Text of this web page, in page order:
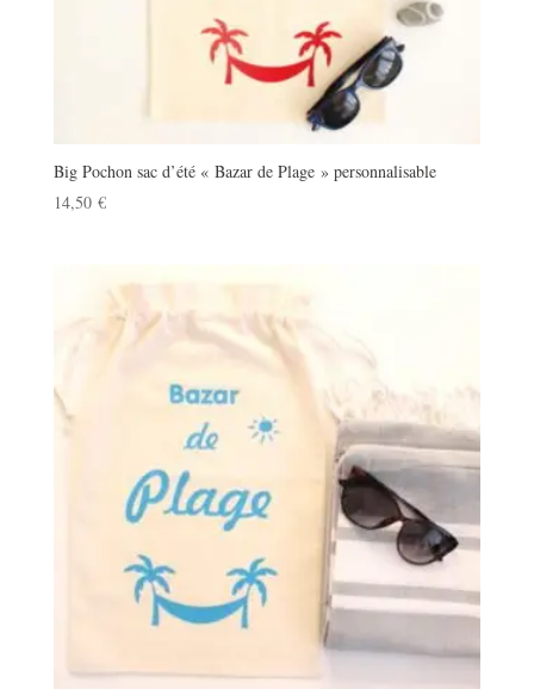
Big Pochon sac d’été « Bazar de Plage » personnalisable
14,50 €